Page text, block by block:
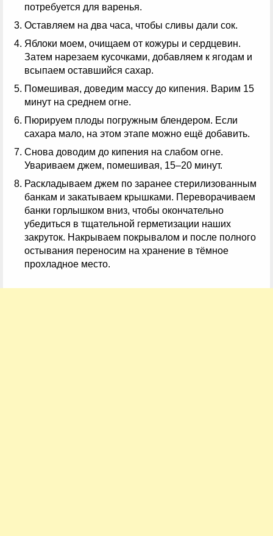
потребуется для варенья.
Оставляем на два часа, чтобы сливы дали сок.
Яблоки моем, очищаем от кожуры и сердцевин.
Затем нарезаем кусочками, добавляем к ягодам и
всыпаем оставшийся сахар.
Помешивая, доведим массу до кипения. Варим 15
минут на среднем огне.
Пюрируем плоды погружным блендером. Если
сахара мало, на этом этапе можно ещё добавить.
Снова доводим до кипения на слабом огне.
Увариваем джем, помешивая, 15–20 минут.
Раскладываем джем по заранее стерилизованным
банкам и закатываем крышками. Переворачиваем
банки горлышком вниз, чтобы окончательно
убедиться в тщательной герметизации наших
закруток. Накрываем покрывалом и после полного
остывания переносим на хранение в тёмное
прохладное место.